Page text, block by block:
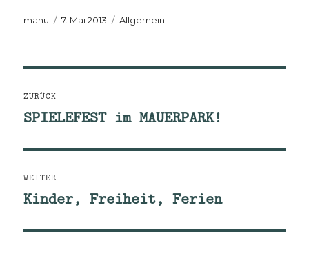
Autor
manu
Veröffentlicht
7. Mai 2013 Kategorien
Allgemein
ZURÜCK
Vorheriger
SPIELEFEST im MAUERPARK!
WEITER
Nächster
Kinder, Freiheit, Ferien